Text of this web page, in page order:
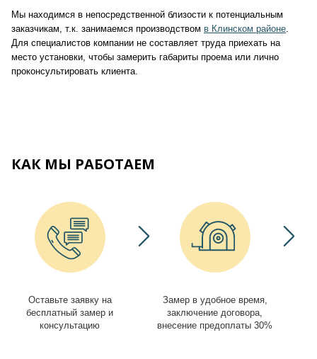
Мы находимся в непосредственной близости к потенциальным
заказчикам, т.к. занимаемся производством в Клинском районе.
Для специалистов компании не составляет труда приехать на
место установки, чтобы замерить габариты проема или лично
проконсультировать клиента.
КАК МЫ РАБОТАЕМ
Оставьте заявку на
бесплатный замер и
консультацию
Замер в удобное время,
заключение договора,
внесение предоплаты 30%